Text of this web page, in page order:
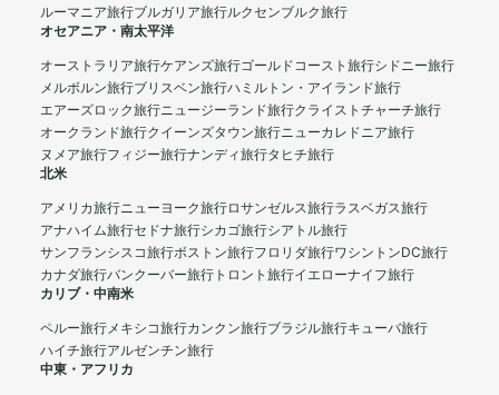
ルーマニア旅行ブルガリア旅行ルクセンブルク旅行
オセアニア・南太平洋
オーストラリア旅行ケアンズ旅行ゴールドコースト旅行シドニー旅行
メルボルン旅行ブリスベン旅行ハミルトン・アイランド旅行
エアーズロック旅行ニュージーランド旅行クライストチャーチ旅行
オークランド旅行クイーンズタウン旅行ニューカレドニア旅行
ヌメア旅行フィジー旅行ナンディ旅行タヒチ旅行
北米
アメリカ旅行ニューヨーク旅行ロサンゼルス旅行ラスベガス旅行
アナハイム旅行セドナ旅行シカゴ旅行シアトル旅行
サンフランシスコ旅行ボストン旅行フロリダ旅行ワシントンDC旅行
カナダ旅行バンクーバー旅行 トロント旅行イエローナイフ旅行
カリブ・中南米
ペルー旅行メキシコ旅行カンクン旅行ブラジル旅行キューバ旅行
ハイチ旅行アルゼンチン旅行
中東・アフリカ